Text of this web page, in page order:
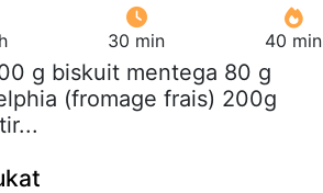
30 min 40 min
g biskuit mentega 80 g
(fromage frais) 200g